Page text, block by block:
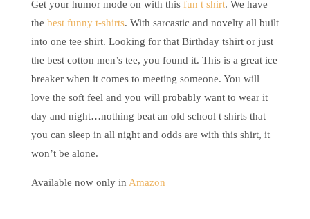
Get your humor mode on with this fun t shirt. We have
the best funny t-shirts. With sarcastic and novelty all built
into one tee shirt. Looking for that Birthday tshirt or just
the best cotton men’s tee, you found it. This is a great ice
breaker when it comes to meeting someone. You will
love the soft feel and you will probably want to wear it
day and night…nothing beat an old school t shirts that
you can sleep in all night and odds are with this shirt, it
won’t be alone.
Available now only in Amazon